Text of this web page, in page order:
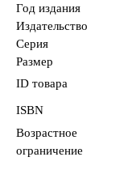
Год издания
Издательство
Серия
Размер
ID товара
ISBN
Возрастное
ограничение